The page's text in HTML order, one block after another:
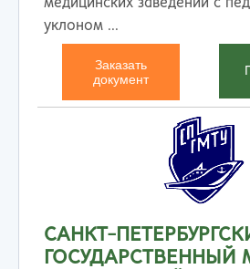
медицинских заведений с
уклоном ...
Заказать
документ
САНКТ-
ГОСУДАРСТВЕННЫЙ